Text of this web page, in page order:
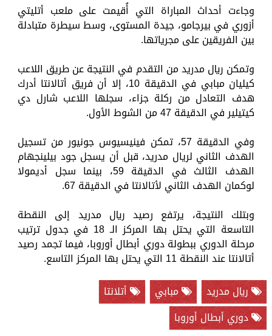
وجاءت أحداث المباراة التي أُقيمت على ملعب أتليتي
أزوري في بيرجامو، جيدة المستوى، وسط سيطرة متبادلة
بين الفريقين على مجرياتها.
وتمكن ريال مدريد من التقدم في النتيجة عن طريق اللاعب
كيليان مبابي في الدقيقة 10، إلا أن فريق أتالانتا أدرك
هدف التعادل من ركلة جزاء، سجلها اللاعب شارل دي
كيتيلير في الدقيقة 47 من الشوط الأول.
وفي الدقيقة 57، تمكن فينيسيوس جونيور من تسجيل
الهدف الثاني لريال مدريد، قبل أن يسجل جود بيلينجهام
الهدف الثالث في الدقيقة 59، بينما سجل أديمولا
لوكمان الهدف الثاني لأتالانتا في الدقيقة 67.
وبتلك النتيجة، يرتفع رصيد ريال مدريد إلى النقطة
التاسعة التي يحتل بها المركز الـ 18 في جدول ترتيب
مرحلة الدوري ببطولة دوري أبطال أوروبا، فيما تجمد رصيد
أتالانتا عند النقطة 11 التي يحتل بها المركز التاسع.
ريال مدريد
مبابي
أتلانتا
دوري أبطال أوروبا